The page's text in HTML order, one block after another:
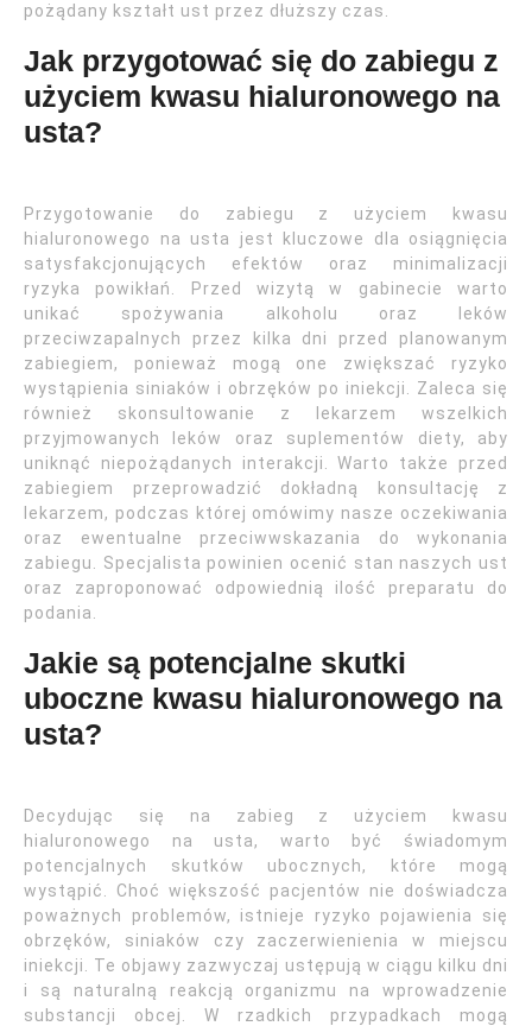
pożądany kształt ust przez dłuższy czas.
Jak przygotować się do zabiegu z
użyciem kwasu hialuronowego na
usta?
Przygotowanie do zabiegu z użyciem kwasu
hialuronowego na usta jest kluczowe dla osiągnięcia
satysfakcjonujących efektów oraz minimalizacji
ryzyka powikłań. Przed wizytą w gabinecie warto
unikać spożywania alkoholu oraz leków
przeciwzapalnych przez kilka dni przed planowanym
zabiegiem, ponieważ mogą one zwiększać ryzyko
wystąpienia siniaków i obrzęków po iniekcji. Zaleca się
również skonsultowanie z lekarzem wszelkich
przyjmowanych leków oraz suplementów diety, aby
uniknąć niepożądanych interakcji. Warto także przed
zabiegiem przeprowadzić dokładną konsultację z
lekarzem, podczas której omówimy nasze oczekiwania
oraz ewentualne przeciwwskazania do wykonania
zabiegu. Specjalista powinien ocenić stan naszych ust
oraz zaproponować odpowiednią ilość preparatu do
podania.
Jakie są potencjalne skutki
uboczne kwasu hialuronowego na
usta?
Decydując się na zabieg z użyciem kwasu
hialuronowego na usta, warto być świadomym
potencjalnych skutków ubocznych, które mogą
wystąpić. Choć większość pacjentów nie doświadcza
poważnych problemów, istnieje ryzyko pojawienia się
obrzęków, siniaków czy zaczerwienienia w miejscu
iniekcji. Te objawy zazwyczaj ustępują w ciągu kilku dni
i są naturalną reakcją organizmu na wprowadzenie
substancji obcej. W rzadkich przypadkach mogą